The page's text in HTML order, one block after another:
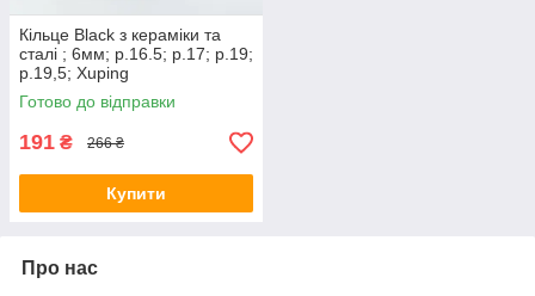
Кільце Black з кераміки та
сталі ; 6мм; р.16.5; р.17; р.19;
р.19,5; Xuping
Готово до відправки
191 ₴ 266 ₴
Купити
Про нас